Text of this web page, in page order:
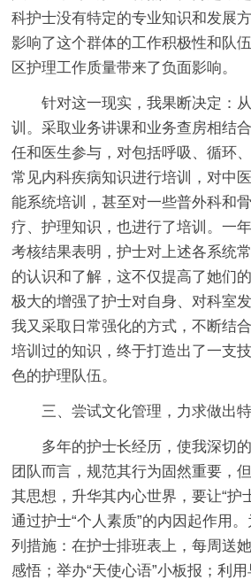
科护士没有特定的专业知识和发展
影响了这个群体的工作积极性和队
区护理工作质量带来了负面影响。
针对这一现实，我果断决定：
训。采取业务讲课和业务查房相结
任和医生参与，对包括呼吸、循环
常见内科疾病知识进行培训，对中
能系统培训，甚至对一些普外科和
疗、护理知识，也进行了培训。一
考核结果表明，护士对上述各系统
的认识和了解，这不仅提高了她们
极大的增强了护士对自身、对科室
我又采取日常强化的方式，不断结
培训过的知识，终于打造出了一支
色的护理队伍。
三、尝试文化管理，力求做出
多年的护士长经历，使我深切
团队而言，规范其行为固然重要，
其思想，升华其内心世界，要让“护
通过护士“个人素质”的内因起作用
列措施：在护士排班表上，每周送
感悟；举办“天使心语”小板报；利